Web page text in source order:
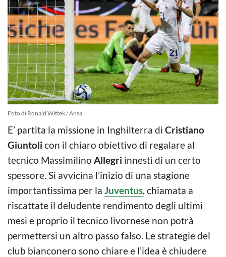
Foto di Ronald Wittek / Ansa
E’ partita la missione in Inghilterra di Cristiano
Giuntoli con il chiaro obiettivo di regalare al
tecnico Massimilino Allegri innesti di un certo
spessore. Si avvicina l’inizio di una stagione
importantissima per la Juventus, chiamata a
riscattate il deludente rendimento degli ultimi
mesi e proprio il tecnico livornese non potrà
permettersi un altro passo falso. Le strategie del
club bianconero sono chiare e l’idea è chiudere